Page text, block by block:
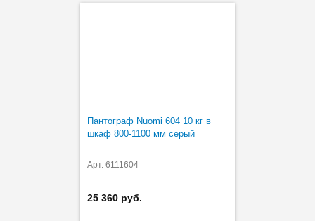
Пантограф Nuomi 604 10 кг в
шкаф 800-1100 мм серый
Арт. 6111604
25 360 руб.